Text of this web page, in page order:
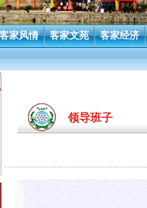
客家风情 客家文苑 客家经济
领导班子